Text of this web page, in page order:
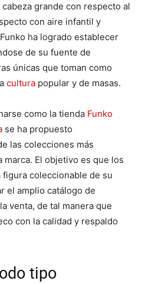
grande con respecto al
con aire infantil y
ha logrado establecer
de su fuente de
únicas que toman como
cultura popular y de masas.
como la tienda Funko
se ha propuesto
las colecciones más
El objetivo es que los
coleccionable de su
el amplio catálogo de
venta, de tal manera que
con la calidad y respaldo
tipo